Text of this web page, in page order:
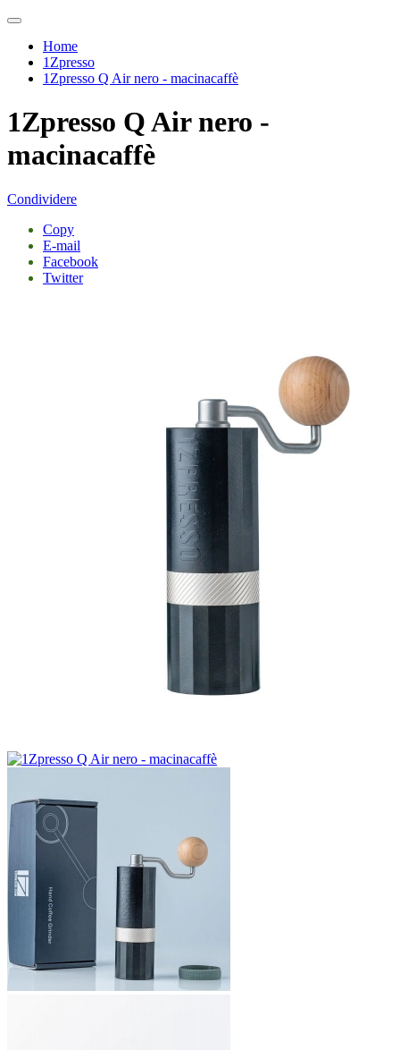
Home
1Zpresso
1Zpresso Q Air nero - macinacaffè
1Zpresso Q Air nero -
macinacaffè
Condividere
Copy
E-mail
Facebook
Twitter